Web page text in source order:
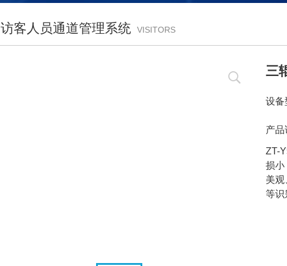
访客人员通道管理系统 VISITORS
三
设备
产品
ZT-
损小
美
等识